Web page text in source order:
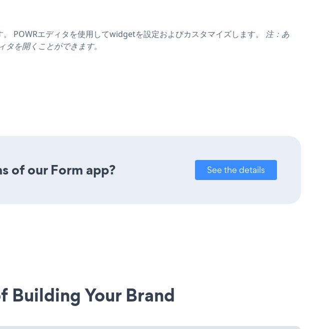
。 POWRエディタを使用してwidgetを設定およびカスタマイズします。 注：あ
タを開くことができます。
of our Form app? See the details
Building Your Brand